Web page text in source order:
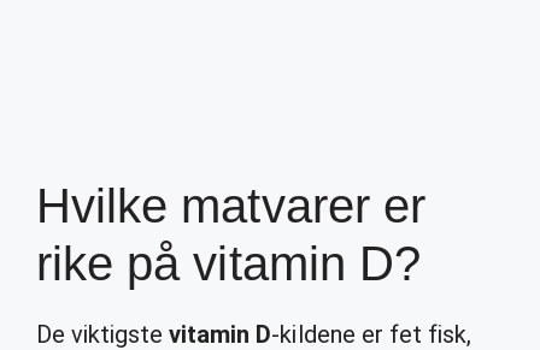
Hvilke matvarer er
rike på vitamin D?
De viktigstevitamin D-kildene er fet fisk,